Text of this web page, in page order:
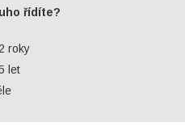
řídíte?
roky
let